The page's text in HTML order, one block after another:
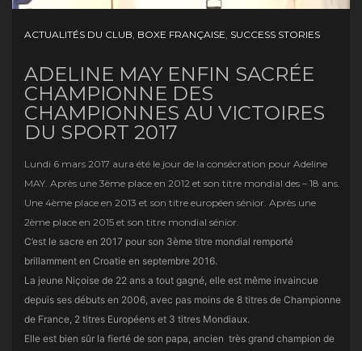
ACTUALITÉS DU CLUB, BOXE FRANÇAISE, SUCCESS STORIES
ADELINE MAY ENFIN SACRÉE
CHAMPIONNE DES
CHAMPIONNES AU VICTOIRES
DU SPORT 2017
Lundi 6 mars 2017 aura été le jour de la consécration pour Adeline
MAY. Après une 3ème place en 2012 et son titre mondial des – 18 ans.
Une 4ème place en 2013 et son titre européen sénior. Après une
2ème place en 2015 et son titre mondial sénior.
C’est le sacre en 2017 pour son 3ème titre mondial remporté
brillamment en Croatie en septembre 2016.
La jeune Niçoise de 22 ans a tout gagné, elle est même invaincue
depuis ses débuts en 2006, avec pas moins de 8 titres de Championne
de France, 2 titres Européens et 3 titres Mondiaux.
Elle est bien sûr la fierté de son papa, ancien très grand champion de